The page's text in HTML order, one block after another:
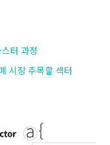
터 과정
시장 주목할 섹터